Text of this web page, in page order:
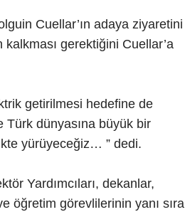
Cuellar’ın adaya ziyaretini
gerektiğini Cuellar’a
getirilmesi hedefine de
Türk dünyasına büyük bir
yürüyeceğiz… ” dedi.
Yardımcıları, dekanlar,
öğretim görevlilerinin yanı sıra